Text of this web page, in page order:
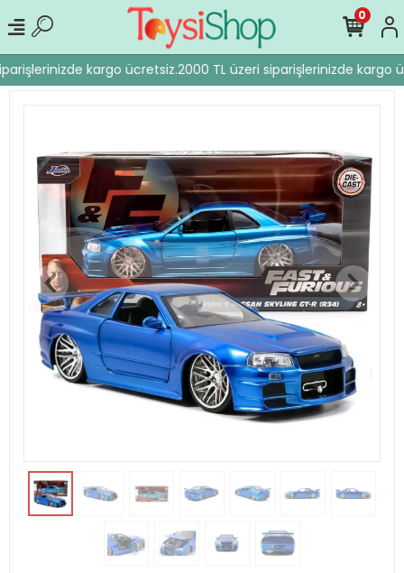
kargo ücretsiz.2000 TL üzeri siparişlerinizde kargo
0